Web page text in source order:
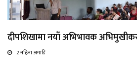
दीपशिखामा नयाँ अभिभावक
2 महिना अगाडि